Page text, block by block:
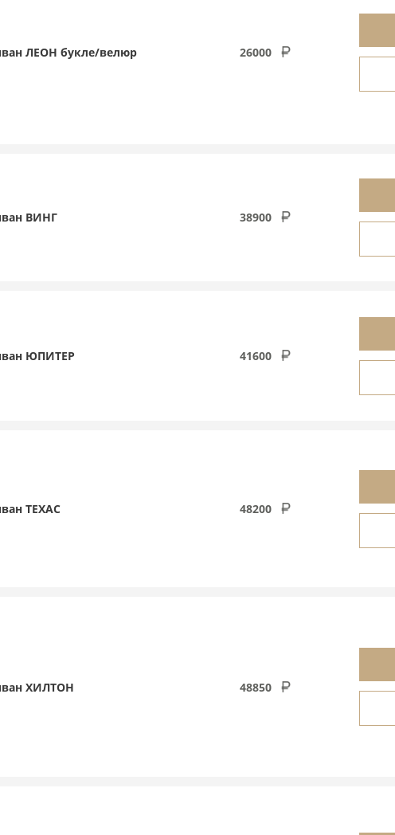
ЛЕОН букле/велюр 26000
ВИНГ 38900
ЮПИТЕР 41600
ТЕХАС 48200
ХИЛТОН 48850